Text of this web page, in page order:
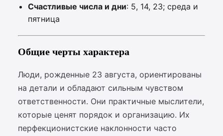
Счастливые числа и дни: 5, 14, 23; среда и
пятница
Общие черты характера
Люди, рожденные 23 августа, ориентированы
на детали и обладают сильным чувством
ответственности. Они практичные мыслители,
которые ценят порядок и организацию. Их
перфекционистские наклонности часто